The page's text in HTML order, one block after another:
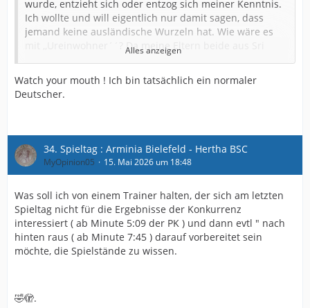
wurde, entzieht sich oder entzog sich meiner Kenntnis.
Ich wollte und will eigentlich nur damit sagen, dass
jemand keine ausländische Wurzeln hat. Wie wäre es
mit ,,Ureinwohner´´? Da meine Eltern beide aus Sri
Lanka stammen, kann ich leider kein ,,Ureinwohner´´
sein, auch wenn ich kulturell und
sozialisationstechnisch Deutscher bin.
sehe mich als einen Deutschen.
ck1905
MyOpinion05
Nationalmannschaft. Gemessen an anderen Ländern
gibt es hierzulande aber schon überproportional viele,
die die deutsche Nationalelf ablehnen, obwohl sie keine
Wurzeln in anderen Ländern haben. Mein Kumpel und
Arbeitskollege beispielsweise. Er unterstützt England,
Preußen unterstützen
Alles anzeigen
Watch your mouth ! Ich bin tatsächlich ein normaler
Deutscher.
34. Spieltag : Arminia Bielefeld - Hertha BSC
MyOpinion05 15. Mai 2026 um 18:48
Was soll ich von einem Trainer halten, der sich am letzten
Spieltag nicht für die Ergebnisse der Konkurrenz
interessiert ( ab Minute 5:09 der PK ) und dann evtl " nach
hinten raus ( ab Minute 7:45 ) darauf vorbereitet sein
möchte, die Spielstände zu wissen.
🤣🫣.